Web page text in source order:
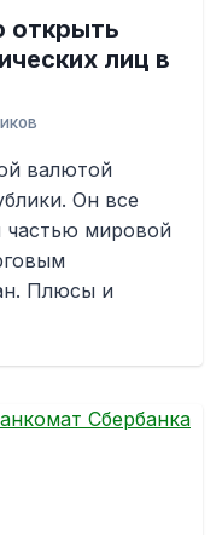
открыть
лиц в
валютой
Он все
частью мировой
Плюсы и